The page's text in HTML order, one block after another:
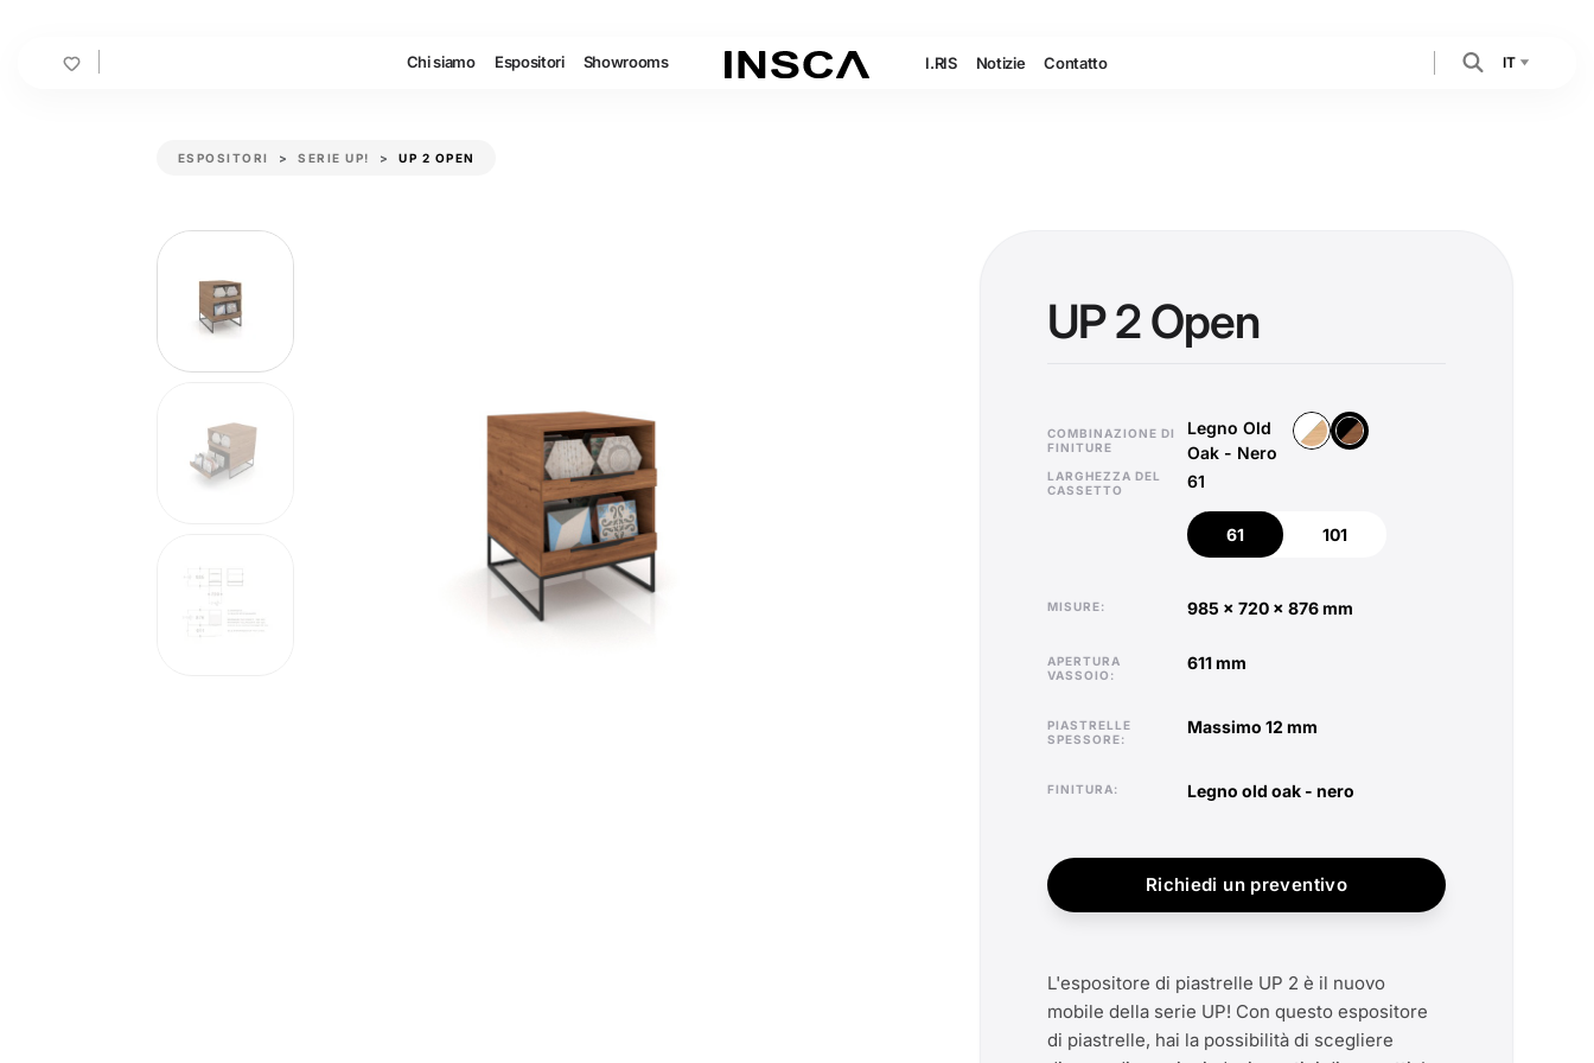
Cart Chi siamo Espositori Showrooms I.RIS Notizie Contatto IT
ESPOSITORI SERIE UP! UP 2 OPEN
UP 2 Open
COMBINAZIONE DI
FINITURE
Legno Old
Oak - Nero
Legno Vicenza - Bianco
Legno Old Oak - Nero
LARGHEZZA DEL
CASSETTO
61
61
61
101
101
MISURE 985 x 720 x 876 mm
APERTURA
VASSOIO
611 mm
PIASTRELLE
SPESSORE
massimo 12 mm
FINITURA legno old oak - nero
Richiedi un preventivo
L'espositore di piastrelle UP 2 è il nuovo
mobile della serie UP! Con questo espositore
di piastrelle, hai la possibilità di scegliere